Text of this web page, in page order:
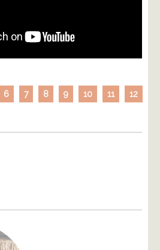
6 7 8 9 10 11 12